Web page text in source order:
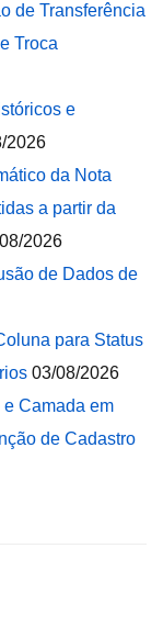
de Transferência
Troca
e
2026
da Nota
a partir da
2026
de Dados de
para Status
03/08/2026
e Camada em
de Cadastro